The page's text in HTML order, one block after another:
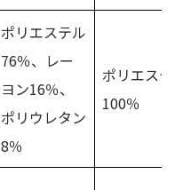
ポリエステル
76％、レー
ヨン16％、
ポリウレタン
8％
ポリエス
100％